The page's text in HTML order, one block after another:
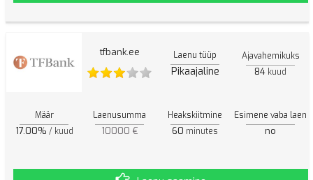
tfbank.ee Laenu tüüp
Pikaajaline
Ajavahemikuks
84 kuud
Määr
17.00% / kuud
Laenusumma
10000 €
Heakskiitmine
60 minutes
Esimene vaba laen
no